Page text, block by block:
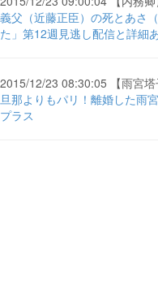
義父（近藤正臣）の死とあさ
た」第12週見逃し配信と詳細
2015/12/23 08:30:05 【雨宮塔
旦那よりもパリ！離婚した雨
プラス